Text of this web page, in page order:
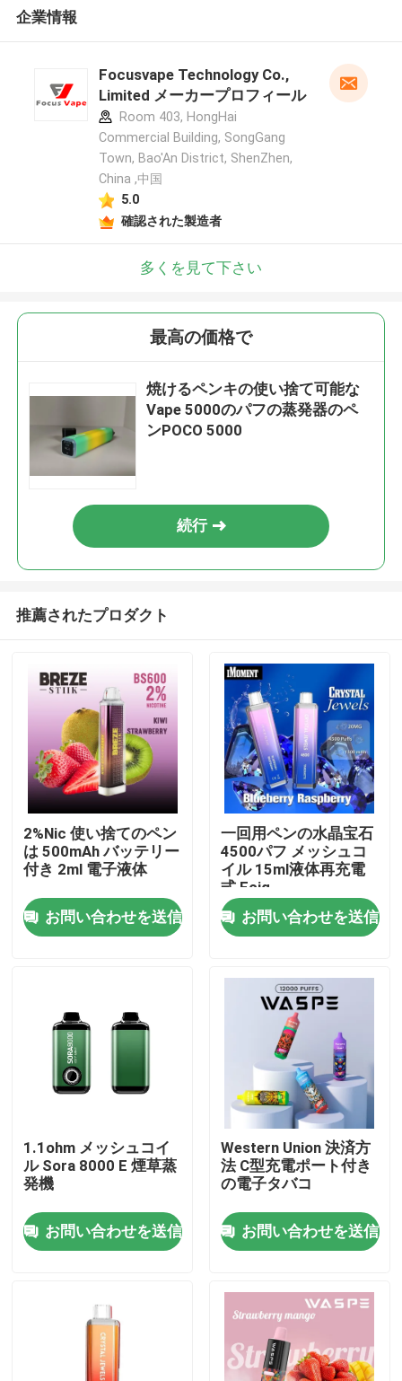
家
プロダクト
私達について
工場旅行
品質管理
Vapeの使い捨て可能なペン
CBD使い捨て可能なVapeの装置
企業情報
Focusvape Technology Co.,
Limited メーカープロフィール
Room 403, HongHai
Commercial Building, SongGang
Town, Bao'An District, ShenZhen,
China ,中国
5.0
確認された製造者
多くを見て下さい
最高の価格で
焼けるペンキの使い捨て可能な
Vape 5000のパフの蒸発器のペ
ンPOCO 5000
続行
推薦されたプロダクト
2%Nic 使い捨てのペン
は 500mAh バッテリー
付き 2ml 電子液体
お問い合わせを送信
一回用ペンの水晶宝石
4500パフ メッシュコ
イル 15ml液体再充電
式 Ecig
お問い合わせを送信
1.1ohm メッシュコイ
ル Sora 8000 E 煙草蒸
発機
お問い合わせを送信
Western Union 決済方
法 C型充電ポート付き
の電子タバコ
お問い合わせを送信